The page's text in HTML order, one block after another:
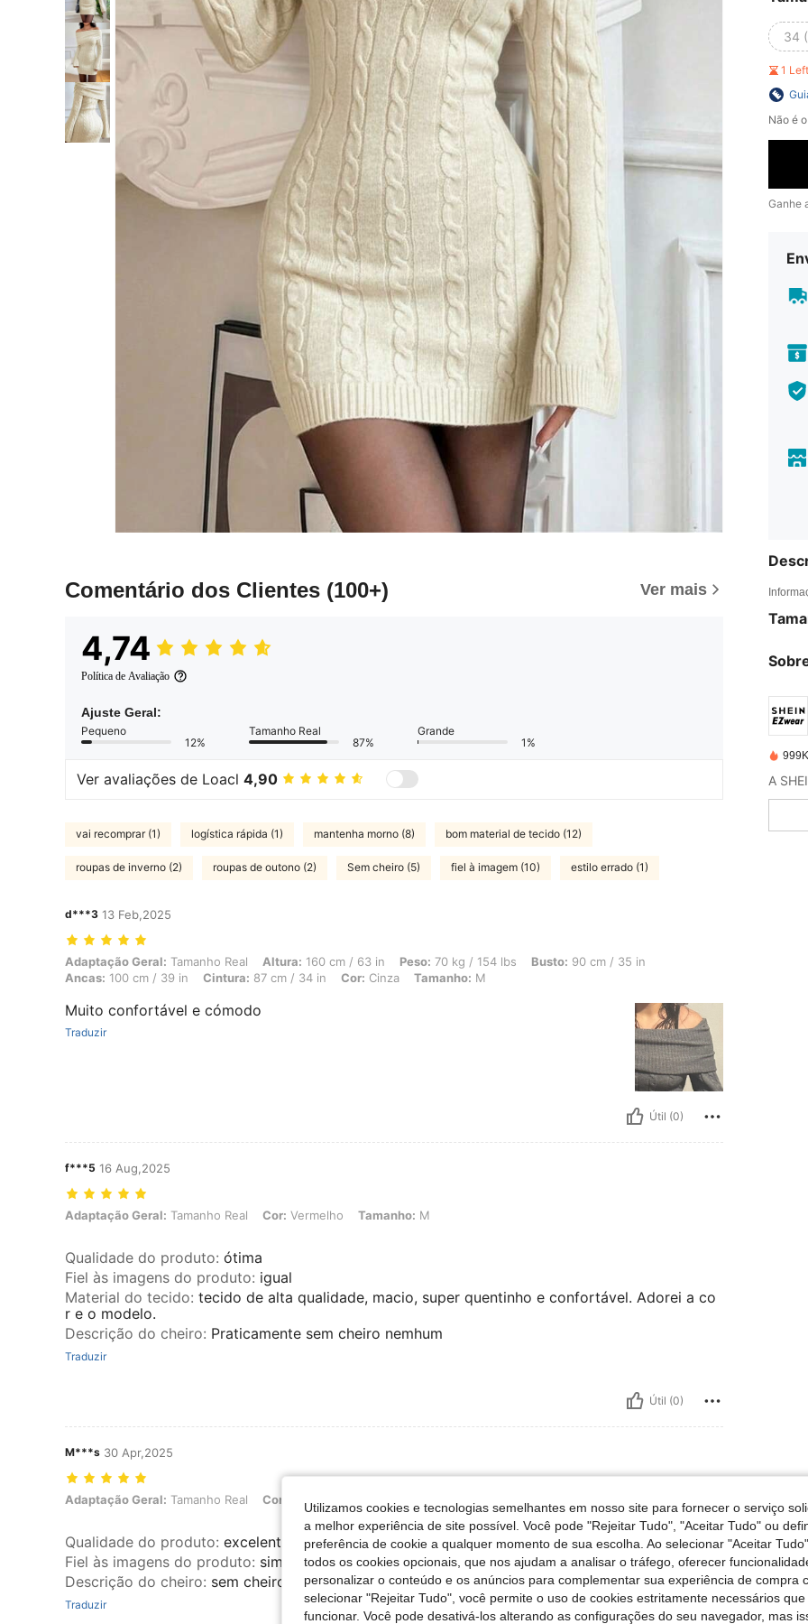
Comentário dos Clientes (100+) Ver mais
4,74
Política de Avaliação
Ajuste Geral:
Pequeno
12%
Tamanho Real
87%
Grande
1%
Ver avaliações de Loacl 4,90
vai recomprar (1) logística rápida (1) mantenha morno (8) bom material de tecido (12)
roupas de inverno (2) roupas de outono (2) Sem cheiro (5) fiel à imagem (10) estilo errado (1)
d***3 13 Feb,2025
Adaptação Geral: Tamanho Real, Altura: 160 cm / 63 in, Peso: 70 kg / 154 lbs, Busto: 90 cm / 35 in, Ancas: 100 cm / 39 in, Cintura: 87 cm / 34 in, Cor:
Adaptação Geral: Tamanho Real Altura: 160 cm / 63 in Peso: 70 kg / 154 lbs Busto: 90 cm / 35 in
Ancas: 100 cm / 39 in Cintura: 87 cm / 34 in Cor: Cinza Tamanho: M
Muito confortável e cómodo
Traduzir
Útil (0)
f***5 16 Aug,2025
Adaptação Geral: Tamanho Real, Cor: Vermelho, Tamanho: M
Adaptação Geral: Tamanho Real Cor: Vermelho Tamanho: M
Qualidade do produto: ótima
Fiel às imagens do produto: igual
Material do tecido: tecido de alta qualidade, macio, super quentinho e confortável. Adorei a co
r e o modelo.
Descrição do cheiro: Praticamente sem cheiro nemhum
Traduzir
Útil (0)
M***s 30 Apr,2025
Adaptação Geral: Tamanho Real, Cor: Cinza, Tamanho: XS
Adaptação Geral: Tamanho Real Cor:
Qualidade do produto: excelente
Fiel às imagens do produto: sim
Descrição do cheiro: sem cheiro
Traduzir
34
1 Left
Não é
Ganhe
Utilizamos cookies e tecnologias semelhantes em nosso site para fornecer o serviço
a melhor experiência de site possível. Você pode "Rejeitar Tudo", "Aceitar Tudo" ou
preferência de cookie a qualquer momento de sua escolha. Ao selecionar "Aceitar
todos os cookies opcionais, que nos ajudam a analisar o tráfego, oferecer
personalizar o conteúdo e os anúncios para complementar sua experiência de compra
selecionar "Rejeitar Tudo", você permite o uso de cookies estritamente necessários
funcionar. Você pode desativá-los alterando as configurações do seu navegador, mas